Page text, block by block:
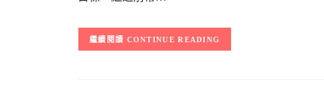
CONTINUE READING